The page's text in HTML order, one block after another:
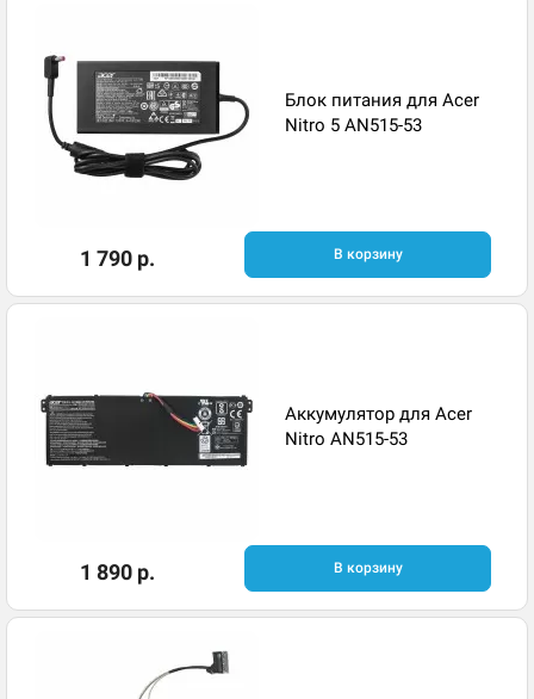
Блок питания для Acer
Nitro 5 AN515-53
1 790 р. В корзину
Аккумулятор для Acer
Nitro AN515-53
1 890 р. В корзину